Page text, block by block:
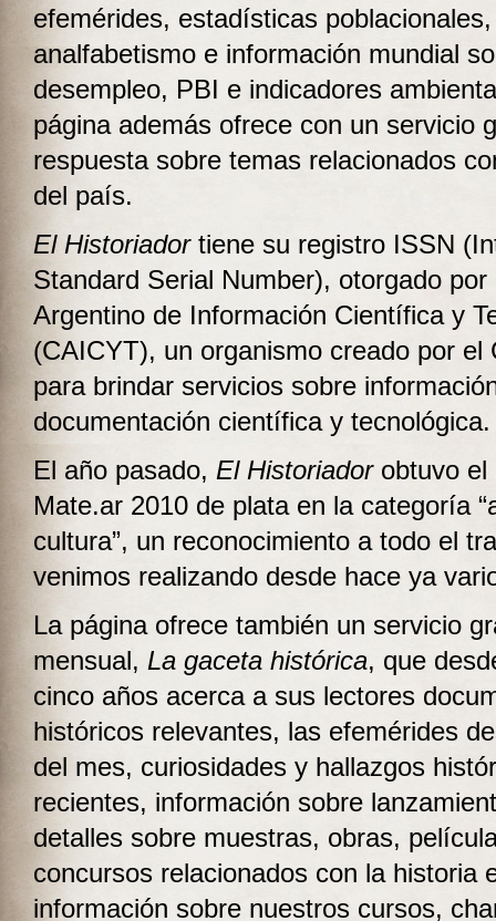
efemérides, estadísticas
analfabetismo e información mundial
desempleo, PBI e indicadores
página además ofrece con un servicio
respuesta sobre temas relacionados
del país.
El Historiador tiene su registro ISSN
Standard Serial Number), otorgado por
Argentino de Información Científica y
(CAICYT), un organismo creado por el
para brindar servicios sobre
documentación científica y tecnológica.
El año pasado, El Historiadorobtuvo el
Mate.ar 2010 de plata en la categoría
cultura”, un reconocimiento a todo el
venimos realizando desde hace ya
La página ofrece también un servicio
mensual, La gaceta histórica, que
cinco años acerca a sus lectores
históricos relevantes, las efemérides
del mes, curiosidades y hallazgos
recientes, información sobre
detalles sobre muestras, obras,
concursos relacionados con la historia
información sobre nuestros cursos,